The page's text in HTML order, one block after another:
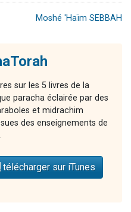
Moshé 'Haïm SEBBAH
sur les 5 livres de la
paracha éclairée par des
et midrachim
des enseignements de
télécharger sur iTunes